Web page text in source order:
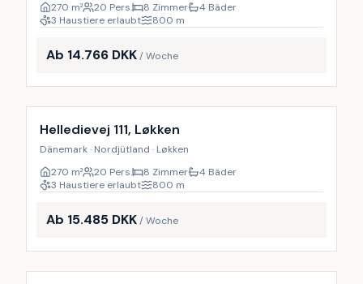
270 m² 20 Pers. 8 Zimmer
4 Bäder
3 Haustiere erlaubt
800 m
Ab 14.766 DKK/ Woche
Inkl. Endreinigung
Helledievej 111, Løkken
Dänemark · Nordjütland · Løkken
270 m² 20 Pers. 8 Zimmer
4 Bäder
3 Haustiere erlaubt
800 m
Ab 15.485 DKK/ Woche
Inkl. Endreinigung